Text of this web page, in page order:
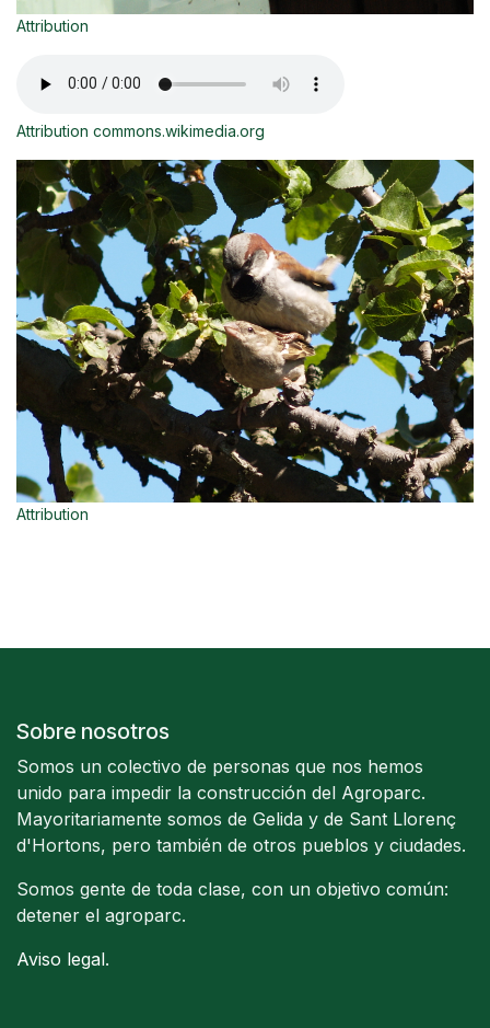
Attribution
Attribution commons.wikimedia.org
Attribution
Sobre nosotros
Somos un colectivo de personas que nos hemos
unido para impedir la construcción del Agroparc.
Mayoritariamente somos de Gelida y de Sant Llorenç
d'Hortons, pero también de otros pueblos y ciudades.
Somos gente de toda clase, con un objetivo común:
detener el agroparc.
Aviso legal.